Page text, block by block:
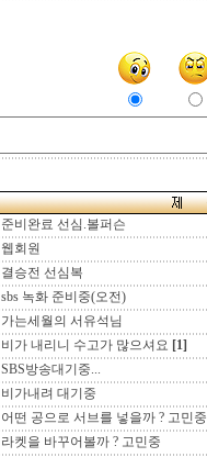
준비완료 선심.볼퍼슨
웹회원
결승전 선심복
sbs 녹화 준비중(오전)
가는세월의 서유석님
비가 내리니 수고가 많으셔요 [1]
SBS방송대기중...
비가내려 대기중
어떤 공으로 서브를 넣을까 ? 고민중
라켓을 바꾸어볼까 ? 고민중